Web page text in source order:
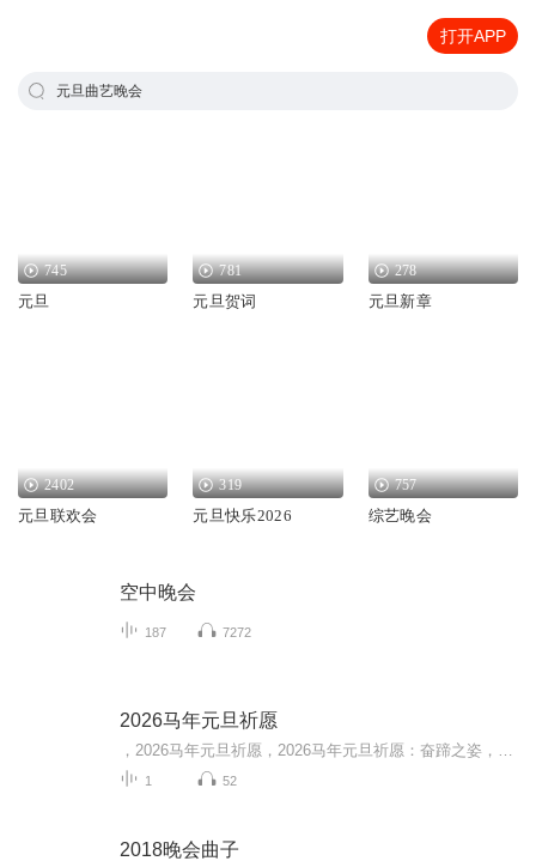
打开APP
元旦曲艺晚会
745
元旦
781
元旦贺词
278
元旦新章
2402
元旦联欢会
319
元旦快乐2026
757
综艺晚会
空中晚会
187 7272
2026马年元旦祈愿
1 52
2018晚会曲子